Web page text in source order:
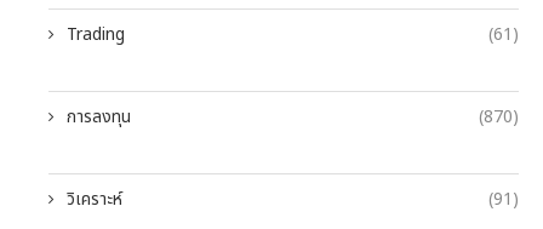
Trading (61)
การลงทุน (870)
วิเคราะห์ (91)